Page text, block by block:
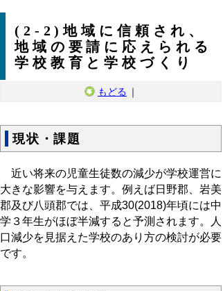
(2-2)地域に信頼され、
地域の要請に応えられる
学校教育と学校づくり
もどる ｜
現状・課題
近い将来の児童生徒数の減少が学校運営に
大きな影響を与えます。例えば日野郡、岩美
郡及び八頭郡では、平成30(2018)年頃には中
学３年生がほぼ半減すると予測されます。人
口減少を見据えた学校のあり方の検討が必要
です。